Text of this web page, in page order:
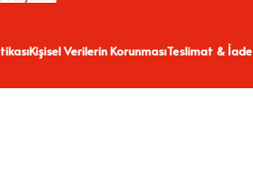
Kişisel Verilerin KorunmasıTeslimat & İade